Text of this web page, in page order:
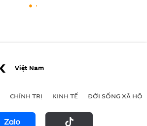
Việt Nam
CHÍNH TRỊ KINH TẾ ĐỜI SỐNG XÃ HỘI